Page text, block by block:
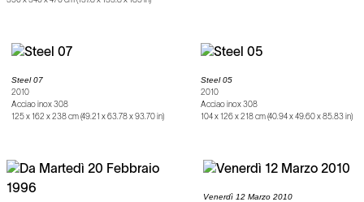
Steel 07
2010
Acciao inox 308
125 x 162 x 238 cm (49.21 x 63.78 x 93.70 in)
Steel 05
2010
Acciao inox 308
104 x 126 x 218 cm (40.94 x 49.60 x 85.83 in)
Venerdì 12 Marzo 2010